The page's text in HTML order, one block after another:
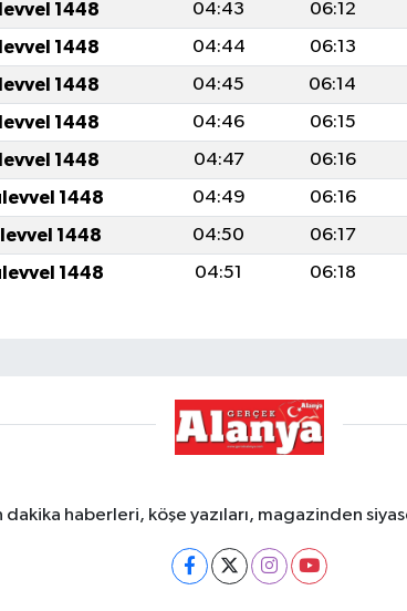
1448 04:43 06:12
1448 04:44 06:13
1448 04:45 06:14
1448 04:46 06:15
1448 04:47 06:16
1448 04:49 06:16
1448 04:50 06:17
1448 04:51 06:18
haberleri, köşe yazıları, magazinden